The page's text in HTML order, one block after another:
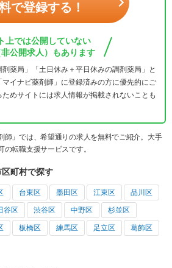
で登録する！
上では公開していない
公開求人）もあります
剤薬局」「土日休み＋平日休みの調剤薬局」と
イナビ薬剤師」に登録済みの方に優先的にご
めサイトには求人情報が掲載されないことも
師」では、希望通りの求人を無料でご紹介。大手
転職支援サービスです。
町村で探す
台東区 墨田区 江東区 品川区
谷区 渋谷区 中野区 杉並区
板橋区 練馬区 足立区 葛飾区